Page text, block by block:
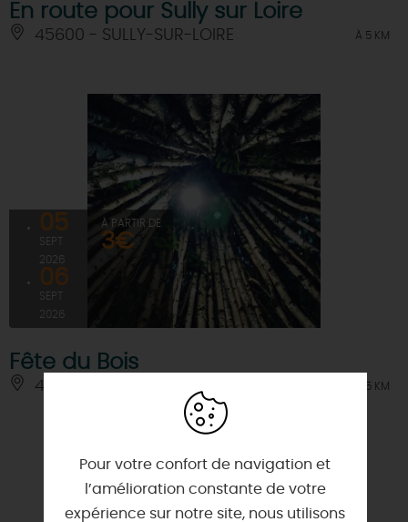
En route pour Sully sur Loire
45600 - SULLY-SUR-LOIRE À 5 KM
05
SEPT
2026
06
SEPT
2026
À PARTIR DE
3€
Fête du Bois
45460 - BONNEE À 2.5 KM
Pour votre confort de navigation et
l’amélioration constante de votre
expérience sur notre site, nous utilisons